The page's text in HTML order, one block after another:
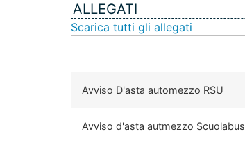
ALLEGATI
Scarica tutti gli allegati
Avviso D'asta automezzo RSU
Avviso d'asta autmezzo Scuolabus